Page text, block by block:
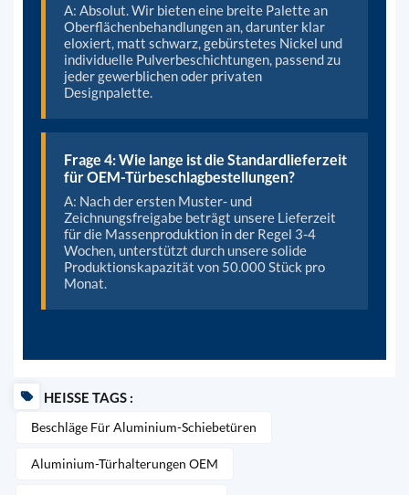
A: Absolut. Wir bieten eine breite Palette an
Oberflächenbehandlungen an, darunter klar
eloxiert, matt schwarz, gebürstetes Nickel und
individuelle Pulverbeschichtungen, passend zu
jeder gewerblichen oder privaten
Designpalette.
Frage 4: Wie lange ist die Standardlieferzeit
für OEM-Türbeschlagbestellungen?
A: Nach der ersten Muster- und
Zeichnungsfreigabe beträgt unsere Lieferzeit
für die Massenproduktion in der Regel 3-4
Wochen, unterstützt durch unsere solide
Produktionskapazität von 50.000 Stück pro
Monat.
HEISSE TAGS :
Beschläge Für Aluminium-Schiebetüren
Aluminium-Türhalterungen OEM